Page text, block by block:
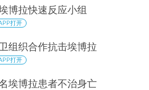
博拉快速反应小组
打开
组织合作抗击埃博拉
打开
埃博拉患者不治身亡